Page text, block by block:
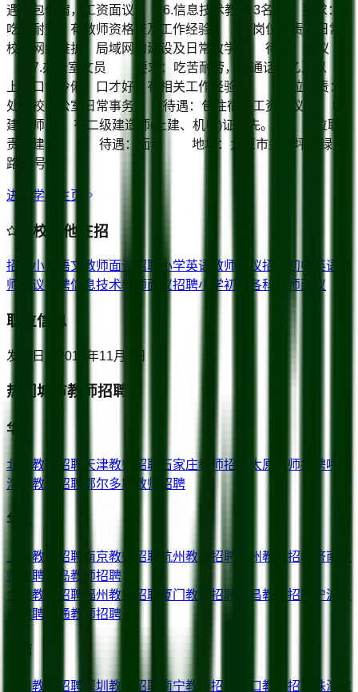
遇：包住宿，工资面议 6.信息技术教师 3名 要求：
吃苦耐劳，有教师资格证及工作经验。 岗位职责：日常
校园网络维护，局域网的建设及日常教学 待遇：面议
7.办公室文员 要求：吃苦耐劳，普通话二乙及以
上，口齿伶俐，口才好，有相关工作经验。 岗位职责：
处理校办公室日常事务 待遇：包住宿，工资面议 8.
建造师 有二级建造师(土建、机电)证优先。 岗位职
责：建筑。 待遇：面议 地址：太原市尖草坪区绿果
路28号
进入学校主页
该校其他在招
招聘小学语文教师面议 招聘小学英语教师 面议招聘初中英语教
师
面议 招聘信息技术教师面议招聘小学初中各科教师面议
职位信息
发布日期 2015年11月3日
热门城市教师招聘
华北
北京 教师招聘 天津教师招聘 石家庄教师招聘 太原 教师招聘呼和
浩特 教师招聘 鄂尔多斯 教师招聘
华东
教师招聘 南京教师招聘 杭州教师招聘 苏州教师招聘 济南
师招聘
青岛教师招聘
合肥教师招聘 福州教师招聘 厦门 教师招聘 南昌教师招聘 宁波
师招聘
南通教师招聘
华南
教师招聘 深圳 教师招聘 南宁教师招聘 海口教师招聘 珠海
教